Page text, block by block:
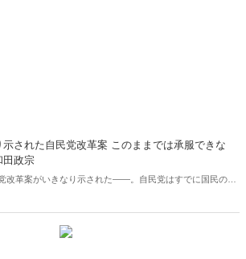
示された自民党改革案 このままでは承服できな
田政宗
改革案がいきなり示された――。自民党はすでに国民の信